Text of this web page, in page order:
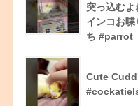
突っ込む
インコお
ち #parrot
Cute